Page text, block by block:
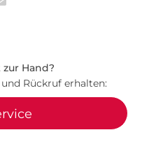
Hand?
Rückruf erhalten: